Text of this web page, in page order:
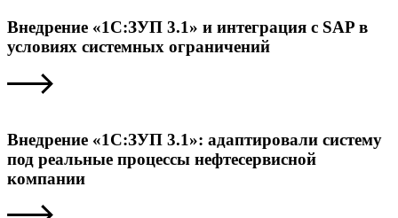
Внедрение «1С:ЗУП 3.1» и интеграция с SAP в
условиях системных ограничений
Внедрение «1С:ЗУП 3.1»: адаптировали систему
под реальные процессы нефтесервисной
компании